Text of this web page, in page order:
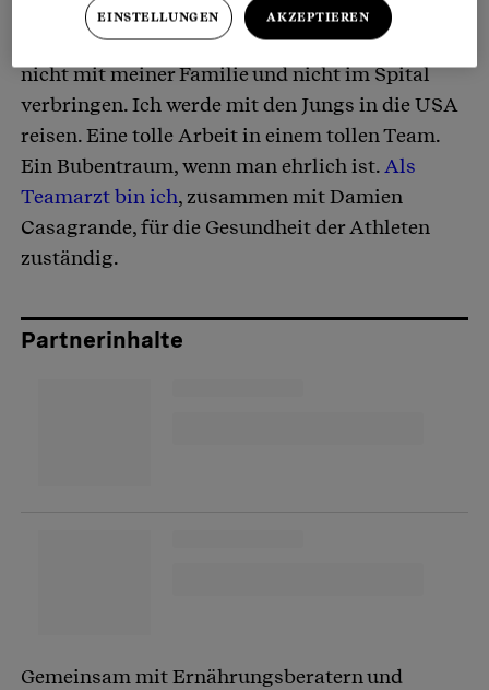
der Schweizer Nationalmannschaft feststand,
wusste ich, ich werde den nächsten Sommer
nicht mit meiner Familie und nicht im Spital
verbringen. Ich werde mit den Jungs in die USA
reisen. Eine tolle Arbeit in einem tollen Team.
Ein Bubentraum, wenn man ehrlich ist.Als
Teamarzt bin ich, zusammen mit Damien
Casagrande, für die Gesundheit der Athleten
zuständig.
Partnerinhalte
Gemeinsam mit Ernährungsberatern und
EINSTELLUNGEN AKZEPTIEREN